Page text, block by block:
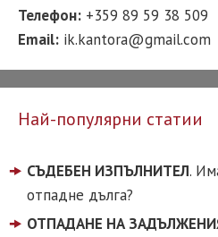
Телефон: +359 89 59 38 509
Email: ik.kantora@gmail.com
Най-популярни статии
СЪДЕБЕН ИЗПЪЛНИТЕЛ.
отпадне дълга?
ОТПАДАНЕ НА